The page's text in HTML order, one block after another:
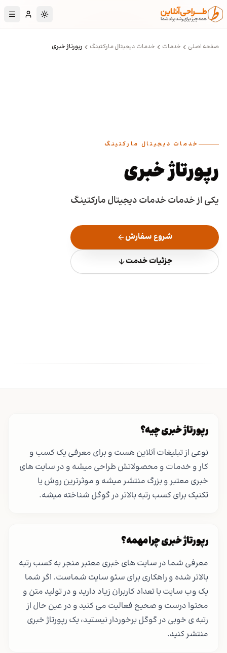
پرش به محتوای اصلی
تغییر به حالت
صفحه اصلی خدمات خدمات دیجیتال مارکتینگ رپورتاژ خبری
خدمات دیجیتال مارکتینگ
رپورتاژ خبری
یکی از خدمات خدمات دیجیتال مارکتینگ
شروع سفارش
جزئیات خدمت
رپورتاژ خبری چیه؟
نوعی از تبلیغات آنلاین هست و برای معرفی یک کسب و
کار و خدمات و محصولاتش طراحی میشه و در سایت های
خبری معتبر و بزرگ منتشر میشه و موثرترین روش یا
تکنیک برای کسب رتبه بالاتر در گوگل شناخته میشه.
رپورتاژ خبری چرا مهمه؟
معرفی شما در سایت های خبری معتبر منجر به کسب رتبه
بالاتر شده و راهکاری برای سئو سایت شماست. اگر شما
یک وب سایت با تعداد کاربران زیاد دارید و در تولید متن و
محتوا درست و صحیح فعالیت می کنید و در عین حال از
رتبه ی خوبی در گوگل برخوردار نیستید، یک رپورتاژ خبری
منتشر کنید.